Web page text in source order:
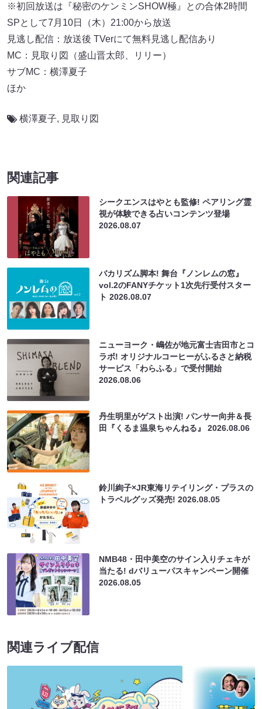
※初回放送は『秘密のケンミンSHOW極』との合体2時間
SPとして7月10日（木）21:00から放送
見逃し配信：放送後 TVerにて無料見逃し配信あり
MC：見取り図（盛山晋太郎、リリー）
サブMC：横澤夏子
ほか
横澤夏子, 見取り図
関連記事
シークエンスはやとも監修! ペアリング霊
視が体験できる占いコンテンツ登場
2026.08.07
バカリズム脚本! 舞台『ノンレムの窓』
vol.2のFANYチケット1次先行受付スター
ト2026.08.07
ニューヨーク・嶋佐が地元富士吉田市とコ
ラボ! オリジナルコーヒーがふるさと納税
サービス「わらふる」で受付開始
2026.08.06
丹生明里がゲスト出演! パンサー向井＆長
田『くるま温泉ちゃんねる』2026.08.06
鈴川絢子×JR東海リテイリング・プラスの
トラベルグッズ発売!2026.08.05
NMB48・田中美空のサイン入りチェキが
当たる! dバリューパスキャンペーン開催
2026.08.05
関連ライブ配信